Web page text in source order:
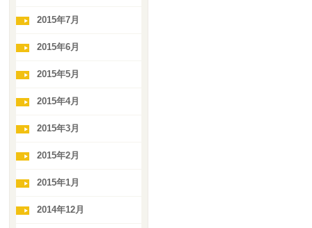
2015年7月
2015年6月
2015年5月
2015年4月
2015年3月
2015年2月
2015年1月
2014年12月